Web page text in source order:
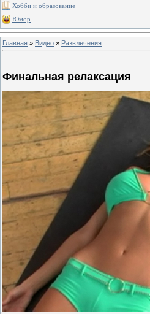
Хобби и образование
Юмор
Главная » Видео » Развлечения
Финальная релаксация